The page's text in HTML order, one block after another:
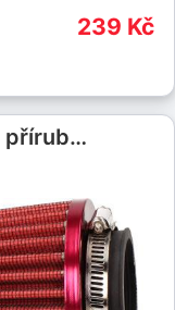
239 Kč
přírub…